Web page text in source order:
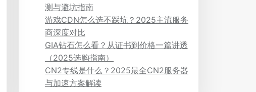
测与避坑指南
游戏CDN怎么选不踩坑？2025主流服务
商深度对比
GIA钻石怎么看？从证书到价格一篇讲透
（2025选购指南）
CN2专线是什么？2025最全CN2服务器
与加速方案解读